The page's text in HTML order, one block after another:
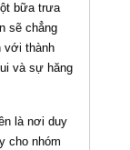
bữa trưa
sẽ chẳng
với thành
và sự hăng
là nơi duy
cho nhóm